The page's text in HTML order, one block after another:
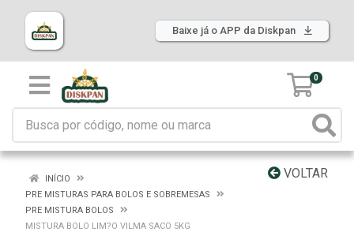
Baixe já o APP da Diskpan
0
VOLTAR
INÍCIO
PRE MISTURAS PARA BOLOS E SOBREMESAS
PRE MISTURA BOLOS
MISTURA BOLO LIM?O VILMA SACO 5KG